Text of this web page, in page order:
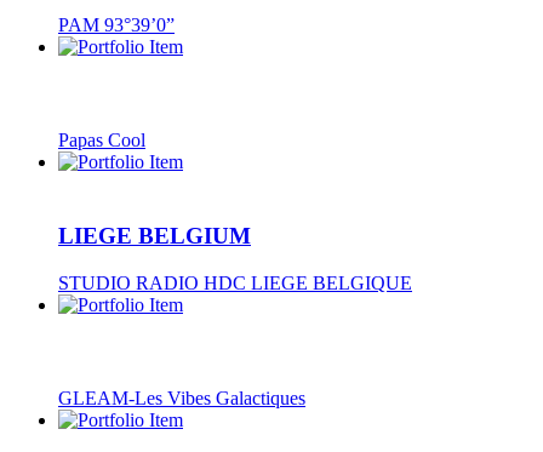
PAM 93°39’0”
Papas Cool
LIEGE BELGIUM
STUDIO RADIO HDC LIEGE BELGIQUE
GLEAM-Les Vibes Galactiques